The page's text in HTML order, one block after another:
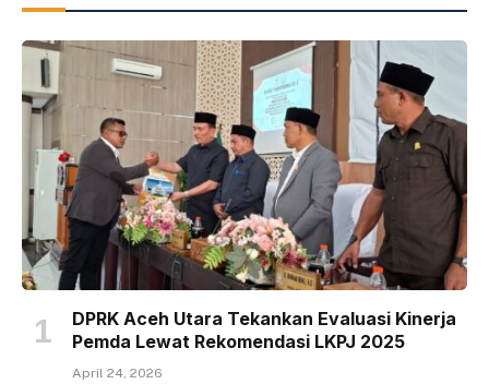
DPRK Aceh Utara Tekankan Evaluasi Kinerja
Pemda Lewat Rekomendasi LKPJ 2025
April 24, 2026